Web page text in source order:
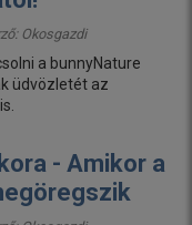
Okosgazdi
a bunnyNature
üdvözletét az
- Amikor a